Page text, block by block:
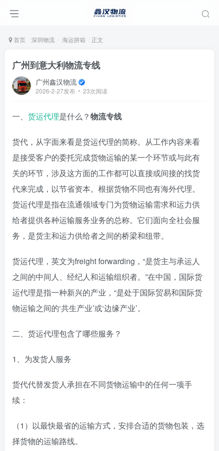
首页 深圳物流 海运拼箱 正文
广州到意大利物流专线
广州鑫汉物流
2026-2-27发布 23次阅读
一、 货运代理是什么？物流专线
货代，从字面来看是货运代理的简称。从工作内容来看
是接受客户的委托完成货物运输的某一个环节或与此有
关的环节，涉及这方面的工作都可以直接或间接的找货
代来完成，以节省资本。根据货物不同也有海外代理。
货运代理是指在流通领域专门为货物运输需求和运力供
给者提供各种运输服务业务的总称。它们面向全社会服
务，是货主和运力供给者之间的桥梁和纽带。
货运代理，英文为freight forwarding，“是货主与承运人
之间的中间人、经纪人和运输组织者。”在中国，国际货
运代理是指一种新兴的产业，“是处于国际贸易和国际货
物运输之间的‘共生产业’或‘边缘产业’。
二、货运代理包含了哪些服务？
1、为发货人服务
货代代替发货人承担在不同货物运输中的任何一项手
续：
（1）以最快最省的运输方式，安排合适的货物包装，选
择货物的运输路线。